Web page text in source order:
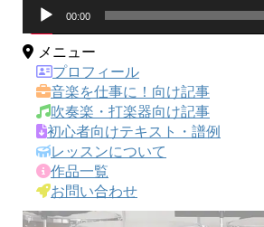
00:00
メニュー
プロフィール
音楽を仕事に！向け記事
吹奏楽・打楽器向け記事
初心者向けテキスト・譜例
レッスンについて
作品一覧
お問い合わせ